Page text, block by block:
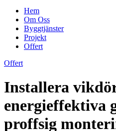
Hem
Om Oss
Byggtjänster
Projekt
Offert
Offert
Installera
energieffektiva
proffsig